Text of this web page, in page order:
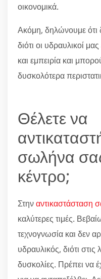
οικονομικά.
Ακόμη, δηλώνουμε ότι
διότι οι υδραυλικοί
και εμπειρία και
δυσκολότερα
Θέλετε να
σωλήνα
κέντρο;
Στηναντικαστάσταση
καλύτερες τιμές.
τεχνογνωσία και δεν
υδραυλικός, διότι στις
δυσκολίες. Πρέπει να